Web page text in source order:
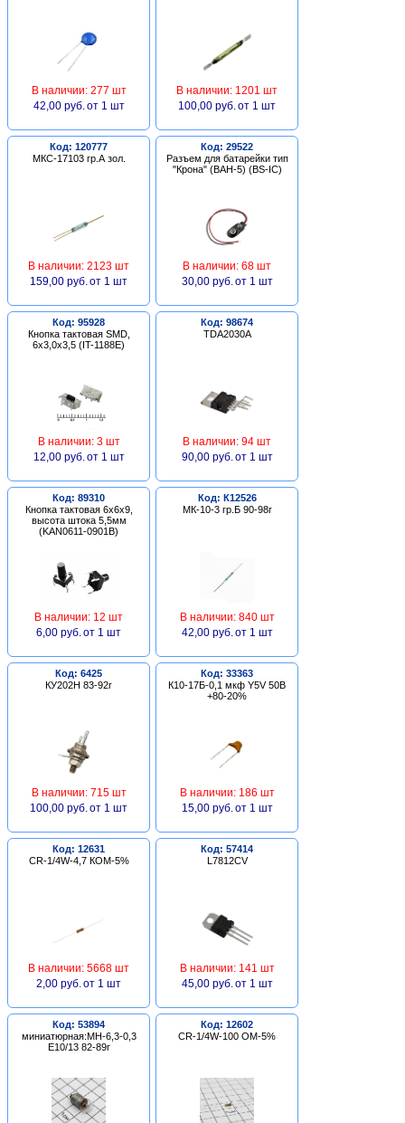
В наличии: 277 шт
42,00 руб. от 1 шт
В наличии: 1201 шт
100,00 руб. от 1 шт
Код: 120777
МКС-17103 гр.А зол.
В наличии: 2123 шт
159,00 руб. от 1 шт
Код: 29522
Разъем для батарейки тип
"Крона" (BAH-5) (BS-IC)
В наличии: 68 шт
30,00 руб. от 1 шт
Код: 95928
Кнопка тактовая SMD,
6х3,0х3,5 (IT-1188E)
В наличии: 3 шт
12,00 руб. от 1 шт
Код: 98674
TDA2030A
В наличии: 94 шт
90,00 руб. от 1 шт
Код: 89310
Кнопка тактовая 6х6х9,
высота штока 5,5мм
(KAN0611-0901B)
В наличии: 12 шт
6,00 руб. от 1 шт
Код: К12526
МК-10-3 гр.Б 90-98г
В наличии: 840 шт
42,00 руб. от 1 шт
Код: 6425
КУ202Н 83-92г
В наличии: 715 шт
100,00 руб. от 1 шт
Код: 33363
К10-17Б-0,1 мкф Y5V 50В
+80-20%
В наличии: 186 шт
15,00 руб. от 1 шт
Код: 12631
CR-1/4W-4,7 КОМ-5%
В наличии: 5668 шт
2,00 руб. от 1 шт
Код: 57414
L7812CV
В наличии: 141 шт
45,00 руб. от 1 шт
Код: 53894
миниатюрная:МН-6,3-0,3
Е10/13 82-89г
Код: 12602
CR-1/4W-100 ОМ-5%